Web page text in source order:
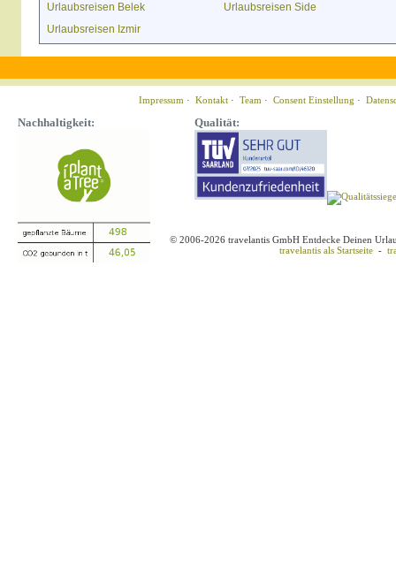
Urlaubsreisen Belek
Urlaubsreisen Side
Urlaubsreisen Izmir
Impressum · Kontakt · Team · Consent Einstellung ·
Nachhaltigkeit: Qualität:
© 2006-2026 travelantis GmbH Entdecke Deinen
travelantis als Startseite -